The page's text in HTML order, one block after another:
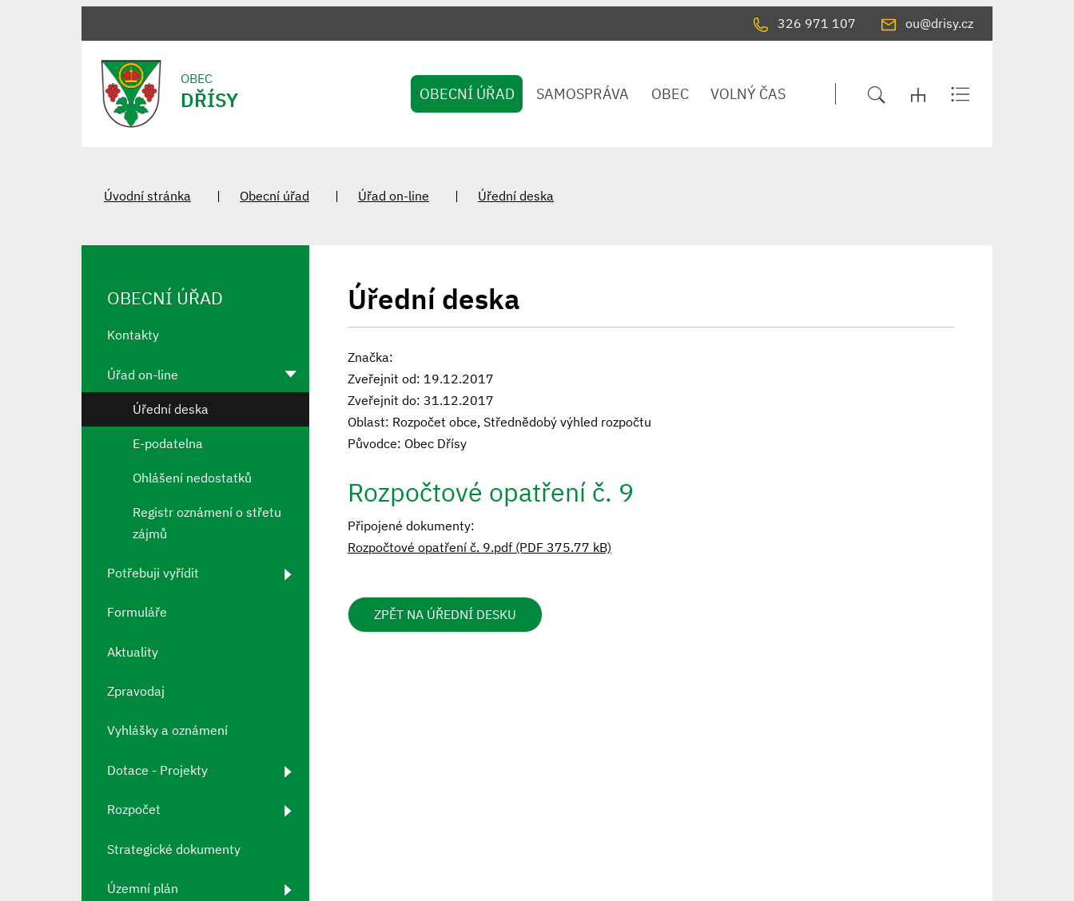
326 971 107 ou@drisy.cz
OBEC
DŘÍSY OBECNÍ ÚŘAD SAMOSPRÁVA OBEC VOLNÝ ČAS
Úvodní stránka Obecní úřad Úřad on-line Úřední deska
Úřední deska
Značka:
Zveřejnit od: 19.12.2017
Zveřejnit do: 31.12.2017
Oblast: Rozpočet obce, Střednědobý výhled rozpočtu
Původce: Obec Dřísy
Rozpočtové opatření č. 9
Připojené dokumenty:
Rozpočtové opatření č. 9.pdf (PDF 375.77 kB)
ZPĚT NA ÚŘEDNÍ DESKU
OBECNÍ ÚŘAD
Kontakty
Úřad on-line
Úřední deska
E-podatelna
Ohlášení nedostatků
Registr oznámení o střetu
zájmů
Potřebuji vyřídit
Formuláře
Aktuality
Zpravodaj
Vyhlášky a oznámení
Dotace - Projekty
Rozpočet
Strategické dokumenty
Územní plán